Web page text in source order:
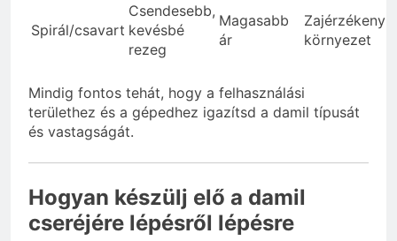
Spirál/csavart
Csendesebb,
kevésbé
rezeg
Magasabb
ár
Zajérzékeny
környezet
Mindig fontos tehát, hogy a felhasználási
területhez és a gépedhez igazítsd a damil típusát
és vastagságát.
Hogyan készülj elő a damil
cseréjére lépésről lépésre